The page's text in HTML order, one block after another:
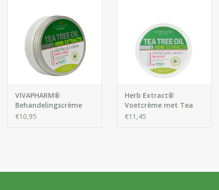
Parfum
Gift sets
VIVAPHARM®
Behandelingscrème
tegen acné met Tea
€10,95
Herb Extract®
Voetcrème met Tea
Tree Oil
€11,45